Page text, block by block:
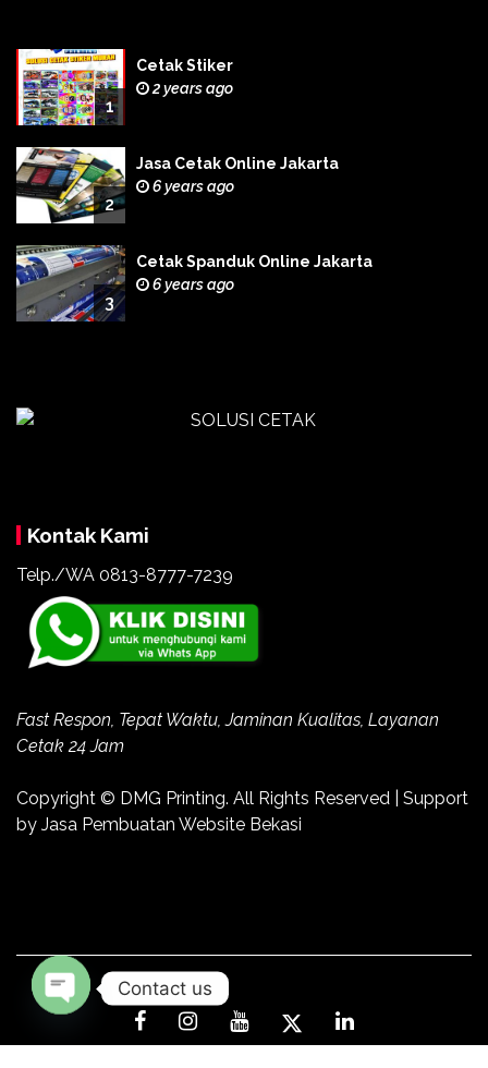
1
Cetak Stiker
2 years ago
2
Jasa Cetak Online Jakarta
6 years ago
3
Cetak Spanduk Online Jakarta
6 years ago
Kontak Kami
Telp./WA 0813-8777-7239
Fast Respon, Tepat Waktu, Jaminan Kualitas, Layanan
Cetak 24 Jam
Copyright © DMG Printing. All Rights Reserved | Support
by Jasa Pembuatan Website Bekasi
Contact us